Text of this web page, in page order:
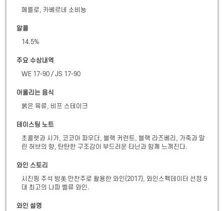
메를로, 카베르네 소비뇽
알콜
14.5%
주요 수상내역
WE 17-90 / JS 17-90
어울리는 음식
붉은 육류, 비프 스테이크
테이스팅 노트
초콜렛과 시가, 코코아 파우더, 블랙 커런트, 블랙 라즈베리, 가죽과 말
린 허브의 향, 탄탄한 구조감이 부드러운 타닌과 함께 느껴진다.
와인 스토리
시진핑 주석 방美 만찬주로 활용한 와인(2017), 와인스펙테이터 선정 9
대 최고의 나파 벨류 와인.
와인 설명